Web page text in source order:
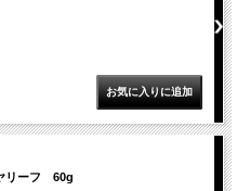
リーフ 60g